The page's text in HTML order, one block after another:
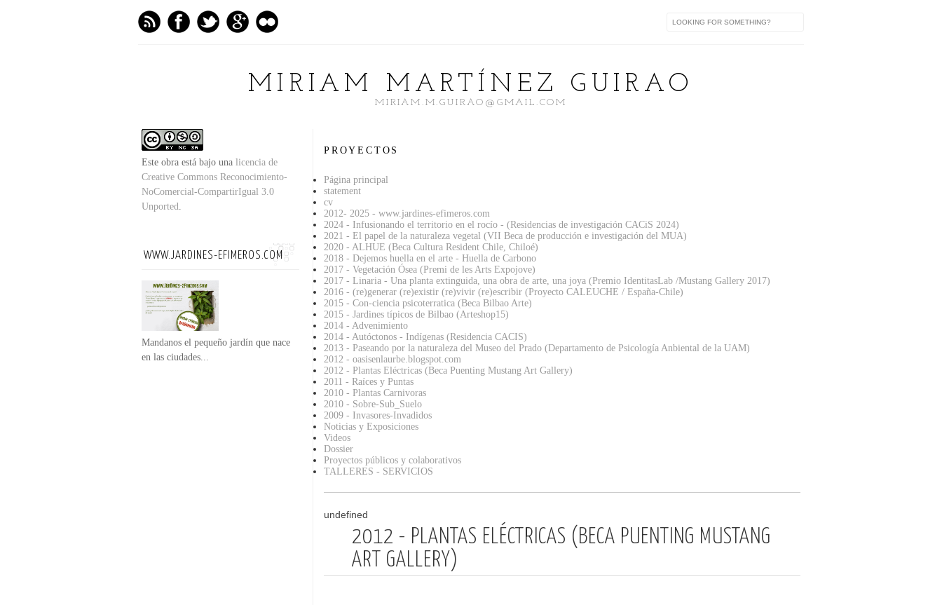
MIRIAM MARTÍNEZ GUIRAO
MIRIAM.M.GUIRAO@GMAIL.COM
PROYECTOS
Página principal
statement
cv
2012- 2025 - www.jardines-efimeros.com
2024 - Infusionando el territorio en el rocío - (Residencias de investigación CACiS 2024)
2021 - El papel de la naturaleza vegetal (VII Beca de producción e investigación del MUA)
2020 - ALHUE (Beca Cultura Resident Chile, Chiloé)
2018 - Dejemos huella en el arte - Huella de Carbono
2017 - Vegetación Ósea (Premi de les Arts Expojove)
2017 - Linaria - Una planta extinguida, una obra de arte, una joya (Premio IdentitasLab /Mustang Gallery 2017)
2016 - (re)generar (re)existir (re)vivir (re)escribir (Proyecto CALEUCHE / España-Chile)
2015 - Con-ciencia psicoterratica (Beca Bilbao Arte)
2015 - Jardines típicos de Bilbao (Arteshop15)
2014 - Advenimiento
2014 - Autóctonos - Indígenas (Residencia CACIS)
2013 - Paseando por la naturaleza del Museo del Prado (Departamento de Psicología Anbiental de la UAM)
2012 - oasisenlaurbe.blogspot.com
2012 - Plantas Eléctricas (Beca Puenting Mustang Art Gallery)
2011 - Raíces y Puntas
2010 - Plantas Carnivoras
2010 - Sobre-Sub_Suelo
2009 - Invasores-Invadidos
Noticias y Exposiciones
Videos
Dossier
Proyectos públicos y colaborativos
TALLERES - SERVICIOS
undefined
2012 - PLANTAS ELÉCTRICAS (BECA PUENTING MUSTANG
ART GALLERY)
Este obra está bajo una licencia de
Creative Commons Reconocimiento-
NoComercial-CompartirIgual 3.0
Unported.
WWW.JARDINES-EFIMEROS.COM
Mandanos el pequeño jardín que nace
en las ciudades...